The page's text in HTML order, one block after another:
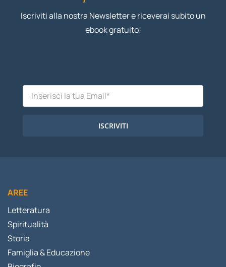
Iscriviti alla nostra Newsletter e riceverai subito un
ebook gratuito!
ISCRIVITI
AREE
Letteratura
Spiritualità
Storia
Famiglia & Educazione